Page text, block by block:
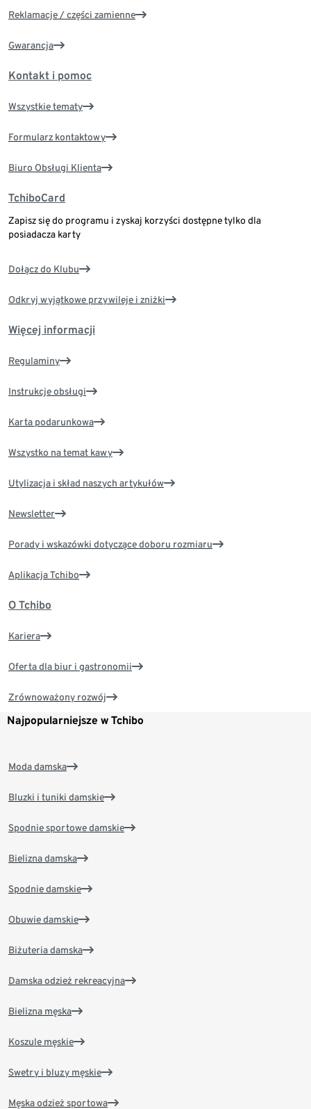
Reklamacje / części zamienne
Gwarancja
Kontakt i pomoc
Wszystkie tematy
Formularz kontaktowy
Biuro Obsługi Klienta
TchiboCard
Zapisz się do programu i zyskaj korzyści dostępne tylko dla
posiadacza karty
Dołącz do Klubu
Odkryj wyjątkowe przywileje i zniżki
Więcej informacji
Regulaminy
Instrukcje obsługi
Karta podarunkowa
Wszystko na temat kawy
Utylizacja i skład naszych artykułów
Newsletter
Porady i wskazówki dotyczące doboru rozmiaru
Aplikacja Tchibo
O Tchibo
Kariera
Oferta dla biur i gastronomii
Zrównoważony rozwój
Najpopularniejsze w Tchibo
Moda damska
Bluzki i tuniki damskie
Spodnie sportowe damskie
Bielizna damska
Spodnie damskie
Obuwie damskie
Biżuteria damska
Damska odzież rekreacyjna
Bielizna męska
Koszule męskie
Swetry i bluzy męskie
Męska odzież sportowa